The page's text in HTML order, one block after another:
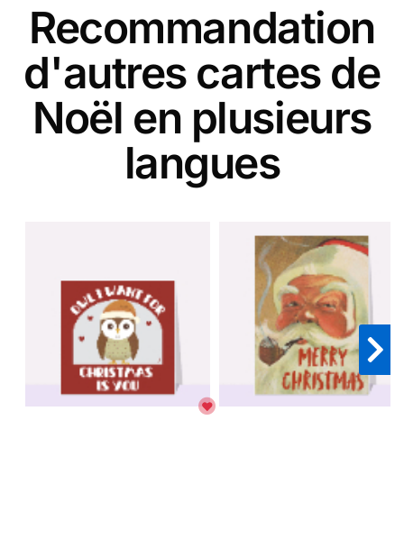
Recommandation
d'autres cartes de
Noël en plusieurs
langues